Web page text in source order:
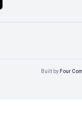
Built by Four